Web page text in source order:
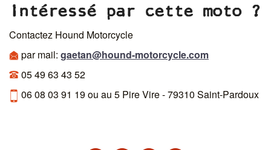
Intéressé par cette moto ?
Contactez Hound Motorcycle
par mail: gaetan@hound-motorcycle.com
05 49 63 43 52
06 08 03 91 19 ou au 5 Pire Vire - 79310 Saint-Pardoux